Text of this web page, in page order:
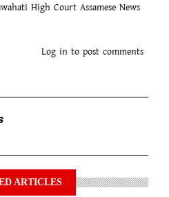
High Court Assamese News
Log in to post comments
ARTICLES